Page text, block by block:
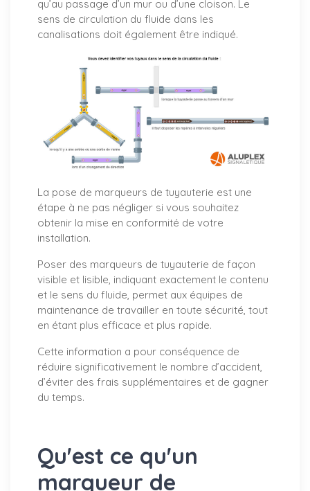
qu’au passage d’un mur ou d’une cloison. Le
sens de circulation du fluide dans les
canalisations doit également être indiqué.
La pose de marqueurs de tuyauterie est une
étape à ne pas négliger si vous souhaitez
obtenir la mise en conformité de votre
installation.
Poser des marqueurs de tuyauterie de façon
visible et lisible, indiquant exactement le contenu
et le sens du fluide, permet aux équipes de
maintenance de travailler en toute sécurité, tout
en étant plus efficace et plus rapide.
Cette information a pour conséquence de
réduire significativement le nombre d’accident,
d’éviter des frais supplémentaires et de gagner
du temps.
Qu'est ce qu'un
marqueur de